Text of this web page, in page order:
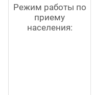
Режим работы по
приему
населения: